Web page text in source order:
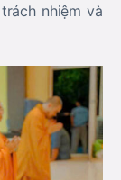
nhiệm và